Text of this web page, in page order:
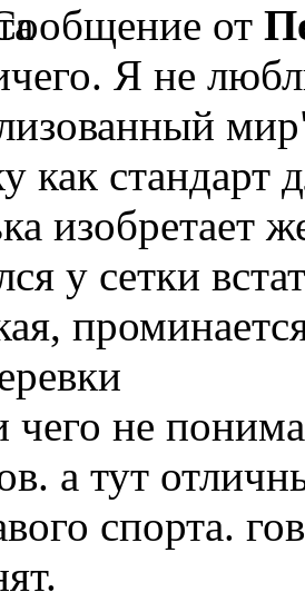
от
Я не
как
изобретает
у сетки
чего не
а тут
спорта.